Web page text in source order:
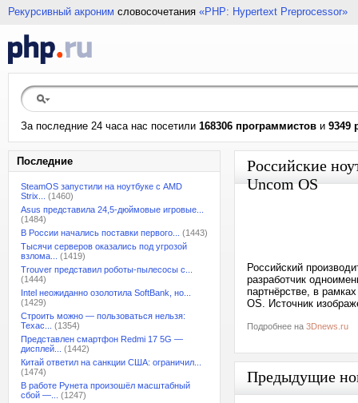
Рекурсивный акроним словосочетания «PHP: Hypertext Preprocessor»
За последние 24 часа нас посетили 168306 программистов и 9349
Последние
SteamOS запустили на ноутбуке с AMD
Strix...
(1460)
Asus представила 24,5-дюймовые игровые...
(1484)
В России начались поставки первого...
(1443)
Тысячи серверов оказались под угрозой
взлома...
(1419)
Trouver представил роботы-пылесосы с...
(1444)
Intel неожиданно озолотила SoftBank, но...
(1429)
Строить можно — пользоваться нельзя:
Техас...
(1354)
Представлен смартфон Redmi 17 5G —
дисплей...
(1442)
Китай ответил на санкции США: ограничил...
(1474)
В работе Рунета произошёл масштабный
сбой —...
(1247)
Российские
Uncom OS
Российский
разработчик
партнёрстве, в
OS. Источник
Подробнее на 3Dnews.ru
Предыдущие